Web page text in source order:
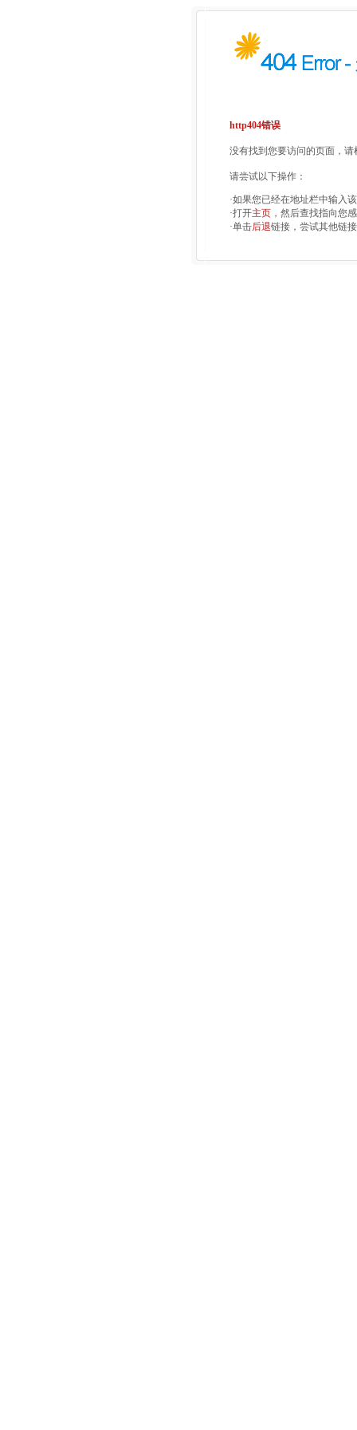
http404错误
没有找到您要访问的页面，
请尝试以下操作：
·如果您已经在地址栏中输入
·打开主页 ，然后查找指向您
·单击后退链接，尝试其他链